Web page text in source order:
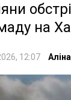
на
12:07